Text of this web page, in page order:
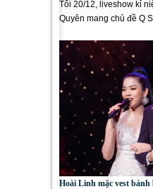
Tối 20/12, liveshow kỉ
Quyên mang chủ đề Q
Hoài Linh mặc vest bảnh